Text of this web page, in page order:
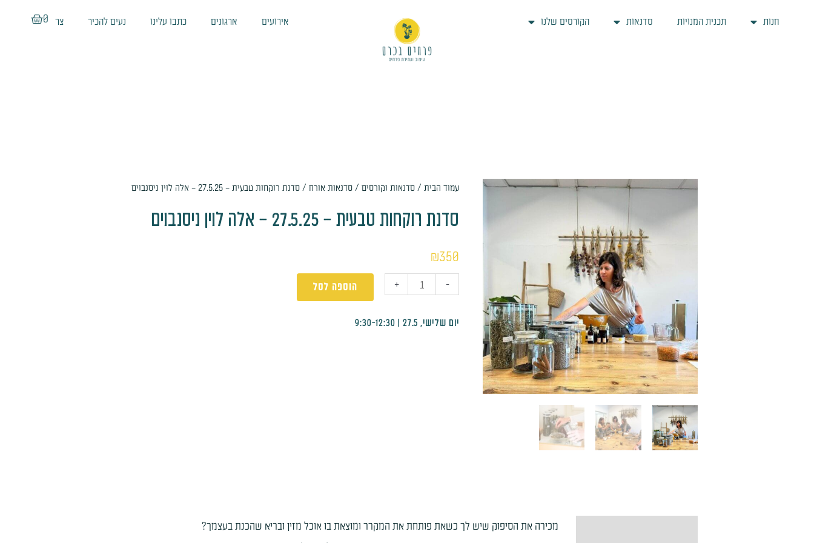
חנות תכנית המנויות סדנאות הקורסים שלנו אירועים ארגונים כתבו עלינו נעים להכיר צרו קשר
0
עגלת
עמוד הבית/ סדנאות וקורסים/ סדנאות אורח/ סדנת רוקחות טבעית – 27.5.25 – אלה לוין ניסנבוים
סדנת רוקחות טבעית – 27.5.25 – אלה לוין ניסנבוים
₪350
-
כמות
של
27.5.25
-
אלה
לוין
ניסנבוים
+ הוספה לסל
יום שלישי, 27.5 | 9:30-12:30
מכירה את הסיפוק שיש לך כשאת פותחת את המקרר ומוצאת בו אוכל מזין ובריא שהכנת בעצמך?